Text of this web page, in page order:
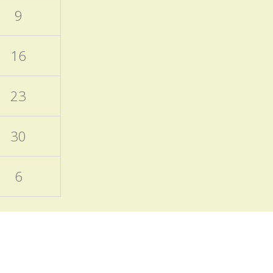
9
16
23
30
6